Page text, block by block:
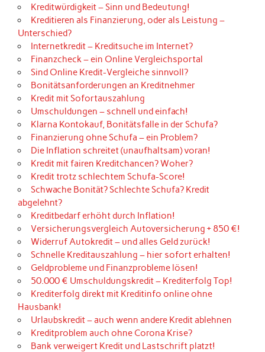
Kreditwürdigkeit – Sinn und Bedeutung!
Kreditieren als Finanzierung, oder als Leistung –
Unterschied?
Internetkredit – Kreditsuche im Internet?
Finanzcheck – ein Online Vergleichsportal
Sind Online Kredit-Vergleiche sinnvoll?
Bonitätsanforderungen an Kreditnehmer
Kredit mit Sofortauszahlung
Umschuldungen – schnell und einfach!
Klarna Kontokauf, Bonitätsfalle in der Schufa?
Finanzierung ohne Schufa – ein Problem?
Die Inflation schreitet (unaufhaltsam) voran!
Kredit mit fairen Kreditchancen? Woher?
Kredit trotz schlechtem Schufa-Score!
Schwache Bonität? Schlechte Schufa? Kredit
abgelehnt?
Kreditbedarf erhöht durch Inflation!
Versicherungsvergleich Autoversicherung + 850 €!
Widerruf Autokredit – und alles Geld zurück!
Schnelle Kreditauszahlung – hier sofort erhalten!
Geldprobleme und Finanzprobleme lösen!
50.000 € Umschuldungskredit – Krediterfolg Top!
Krediterfolg direkt mit Kreditinfo online ohne
Hausbank!
Urlaubskredit – auch wenn andere Kredit ablehnen
Kreditproblem auch ohne Corona Krise?
Bank verweigert Kredit und Lastschrift platzt!